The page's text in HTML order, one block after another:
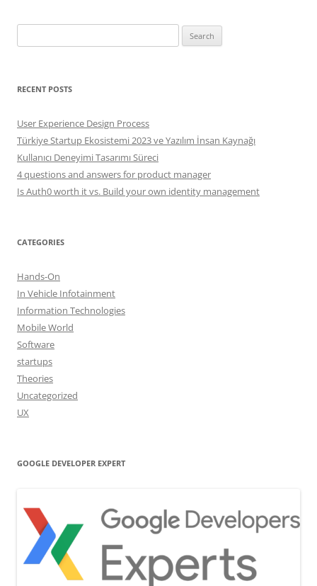
for:
RECENT POSTS
User Experience Design Process
Türkiye Startup Ekosistemi 2023 ve Yazılım İnsan Kaynağı
Kullanıcı Deneyimi Tasarımı Süreci
4 questions and answers for product manager
Is Auth0 worth it vs. Build your own identity management
CATEGORIES
Hands-On
In Vehicle Infotainment
Information Technologies
Mobile World
Software
startups
Theories
Uncategorized
UX
GOOGLE DEVELOPER EXPERT